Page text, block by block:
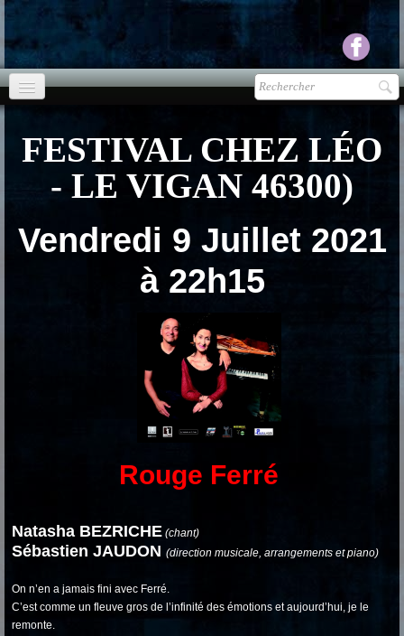
agenda
Presse▼
Ecouter Voir ▼
FESTIVAL CHEZ LÉO
- LE VIGAN 46300)
Vendredi 9 Juillet 2021
à 22h15
Rouge Ferré
Natasha BEZRICHE (chant)
Sébastien JAUDON (direction musicale, arrangements et piano)
On n’en a jamais fini avec Ferré.
C’est comme un fleuve gros de l’infinité des émotions et aujourd’hui, je le
remonte.